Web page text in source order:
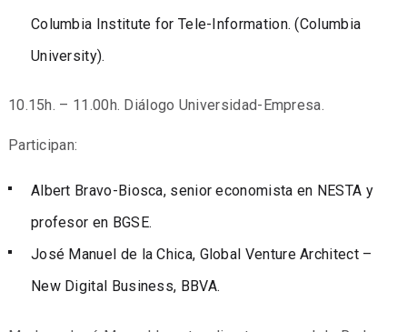
Columbia Institute for Tele-Information. (Columbia
University).
10.15h. – 11.00h. Diálogo Universidad-Empresa.
Participan:
Albert Bravo-Biosca, senior economista en NESTA y
profesor en BGSE.
José Manuel de la Chica, Global Venture Architect –
New Digital Business, BBVA.